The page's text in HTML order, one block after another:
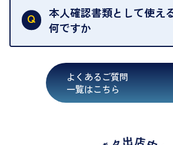
行うことが義務付けられています
いただくためにも、ご協力をお願
本人確認書類として使え
何ですか
・健康保険証確認書
・マイナンバーカード
・在留カード
よくあるご質問
一覧はこちら